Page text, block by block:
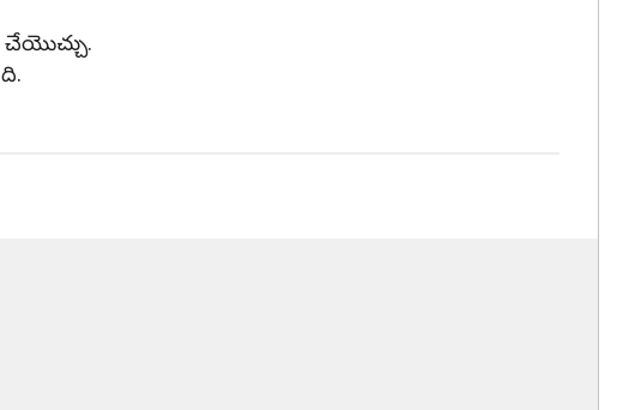
చేయొచ్చు.